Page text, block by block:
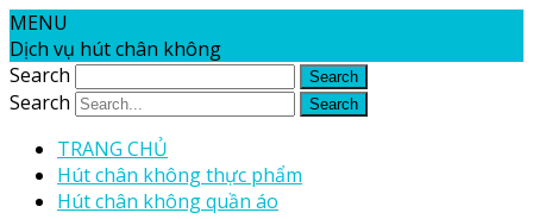
MENU
Dịch vụ hút chân không
Search
Search
TRANG CHỦ
Hút chân không thực phẩm
Hút chân không quần áo